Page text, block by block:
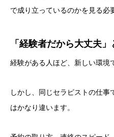
で成り立っているのかを見る必
「経験者だから大丈夫
経験がある人ほど、新しい環境
しかし、同じセラピストの仕
はかなり違います。